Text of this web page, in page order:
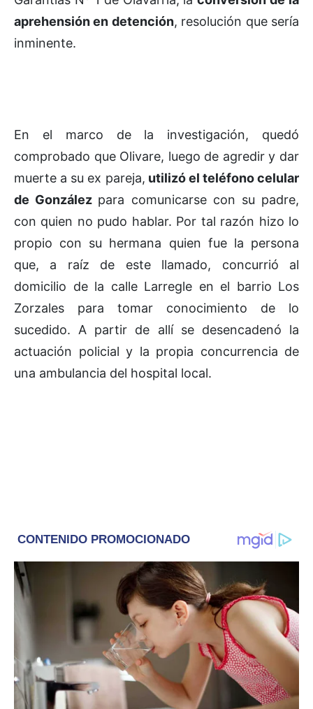
aprehensión en detención, resolución que sería
inminente.
En el marco de la investigación, quedó
comprobado que Olivare, luego de agredir y dar
muerte a su ex pareja, utilizó el teléfono celular
de González para comunicarse con su padre,
con quien no pudo hablar. Por tal razón hizo lo
propio con su hermana quien fue la persona
que, a raíz de este llamado, concurrió al
domicilio de la calle Larregle en el barrio Los
Zorzales para tomar conocimiento de lo
sucedido. A partir de allí se desencadenó la
actuación policial y la propia concurrencia de
una ambulancia del hospital local.